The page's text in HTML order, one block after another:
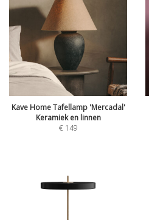
Kave Home Tafellamp 'Mercadal'
Keramiek en linnen
€ 149